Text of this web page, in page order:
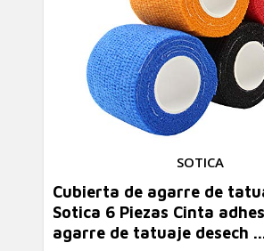
SOTICA
Cubierta de agarre de
Sotica 6 Piezas Cinta
agarre de tatuaje desech